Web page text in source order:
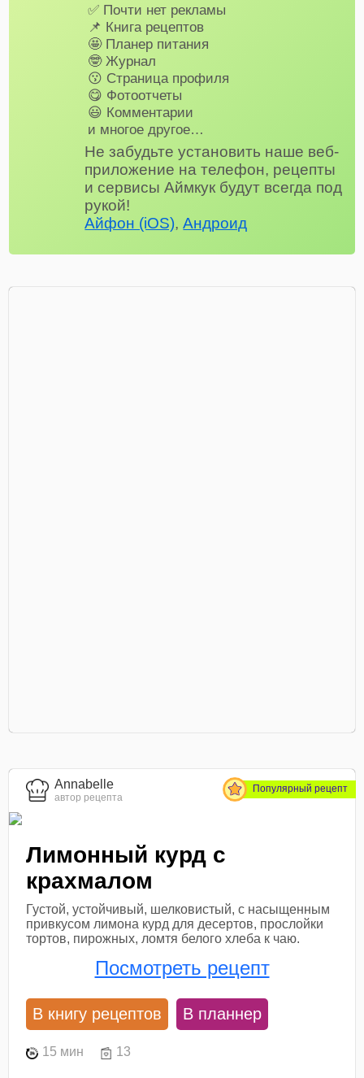
✅ Почти нет рекламы
📌 Книга рецептов
🤩 Планер питания
🤓 Журнал
😗 Страница профиля
😋 Фотоотчеты
😃 Комментарии
и многое другое…
Не забудьте установить наше веб-
приложение на телефон, рецепты
и сервисы Аймкук будут всегда под
рукой!
Айфон (iOS),Андроид
Annabelle
автор рецепта
Популярный рецепт
Лимонный курд с
крахмалом
Густой, устойчивый, шелковистый, с насыщенным
привкусом лимона курд для десертов, прослойки
тортов, пирожных, ломтя белого хлеба к чаю.
Посмотреть рецепт
В книгу рецептов В планнер
15 мин 13